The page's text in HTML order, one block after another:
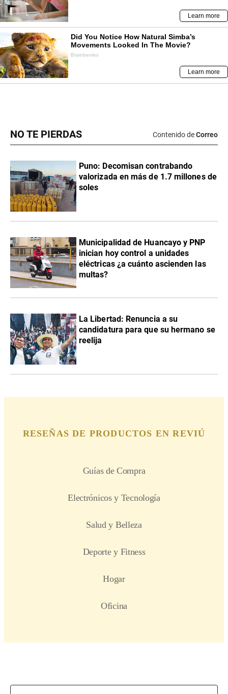
NO TE PIERDAS Contenido deCorreo
Puno: Decomisan contrabando
valorizada en más de 1.7 millones de
soles
Municipalidad de Huancayo y PNP
inician hoy control a unidades
eléctricas ¿a cuánto ascienden las
multas?
La Libertad: Renuncia a su
candidatura para que su hermano se
reelija